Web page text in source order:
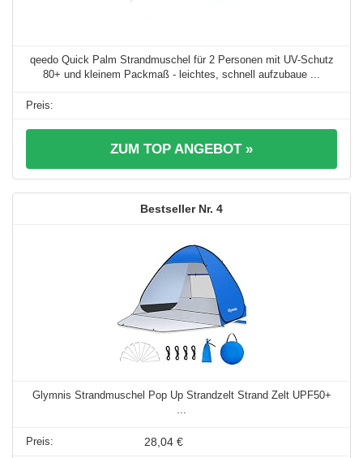
qeedo Quick Palm Strandmuschel für 2 Personen mit UV-Schutz
80+ und kleinem Packmaß - leichtes, schnell aufzubaue ...
ZUM TOP ANGEBOT »
4
Glymnis Strandmuschel Pop Up Strandzelt Strand Zelt UPF50+
...
28,04 €